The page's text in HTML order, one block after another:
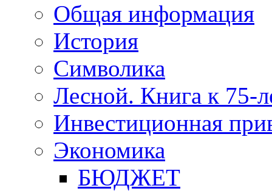
Общая информация
История
Символика
Лесной. Книга к 75-
Инвестиционная
Экономика
БЮДЖЕТ